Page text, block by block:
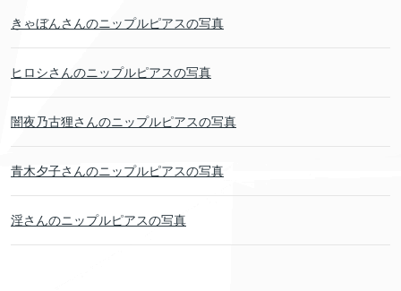
きゃぼんさんのニップルピアスの写真
ヒロシさんのニップルピアスの写真
闇夜乃古狸さんのニップルピアスの写真
青木夕子さんのニップルピアスの写真
淫さんのニップルピアスの写真